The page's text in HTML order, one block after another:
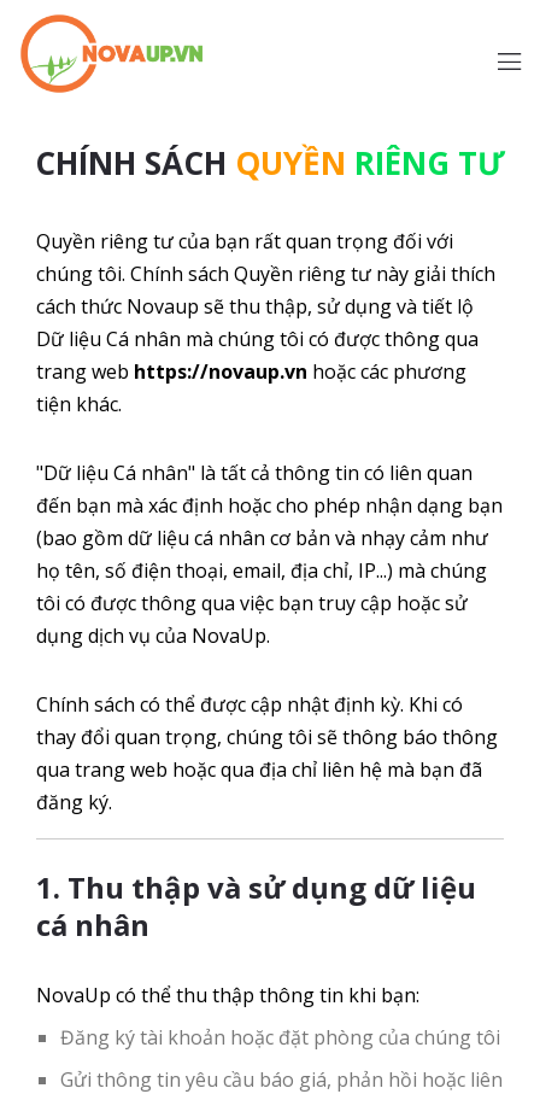
CHÍNH SÁCH QUYỀN RIÊNG TƯ
Quyền riêng tư của bạn rất quan trọng đối với
chúng tôi. Chính sách Quyền riêng tư này giải thích
cách thức Novaup sẽ thu thập, sử dụng và tiết lộ
Dữ liệu Cá nhân mà chúng tôi có được thông qua
trang web https://novaup.vn hoặc các phương
tiện khác.
"Dữ liệu Cá nhân" là tất cả thông tin có liên quan
đến bạn mà xác định hoặc cho phép nhận dạng bạn
(bao gồm dữ liệu cá nhân cơ bản và nhạy cảm như
họ tên, số điện thoại, email, địa chỉ, IP...) mà chúng
tôi có được thông qua việc bạn truy cập hoặc sử
dụng dịch vụ của NovaUp.
Chính sách có thể được cập nhật định kỳ. Khi có
thay đổi quan trọng, chúng tôi sẽ thông báo thông
qua trang web hoặc qua địa chỉ liên hệ mà bạn đã
đăng ký.
1. Thu thập và sử dụng dữ liệu
cá nhân
NovaUp có thể thu thập thông tin khi bạn:
Đăng ký tài khoản hoặc đặt phòng của chúng tôi
Gửi thông tin yêu cầu báo giá, phản hồi hoặc liên